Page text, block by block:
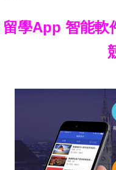
留學App 智能軟